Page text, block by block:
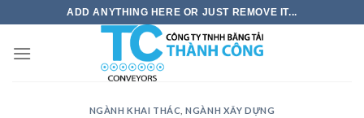
content
ADD ANYTHING HERE OR JUST REMOVE IT...
NGÀNH KHAI THÁC ,NGÀNH XÂY DỰNG